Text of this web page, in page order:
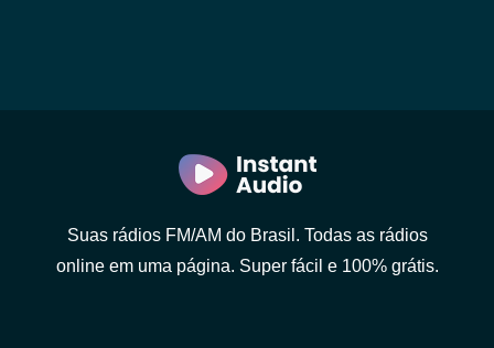
Suas rádios FM/AM do Brasil. Todas as rádios
online em uma página. Super fácil e 100% grátis.